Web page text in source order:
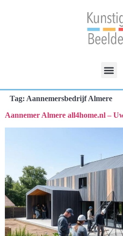
Tag: Aannemersbedrijf Almere
Aannemer Almere all4home.nl –